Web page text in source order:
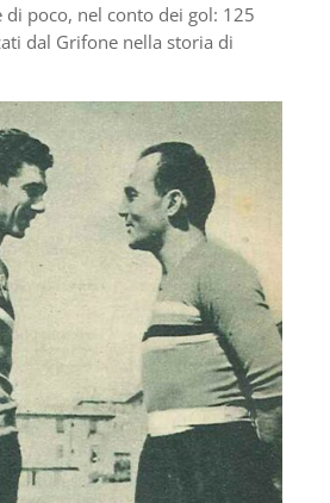
di poco, nel conto dei gol: 125
dal Grifone nella storia di